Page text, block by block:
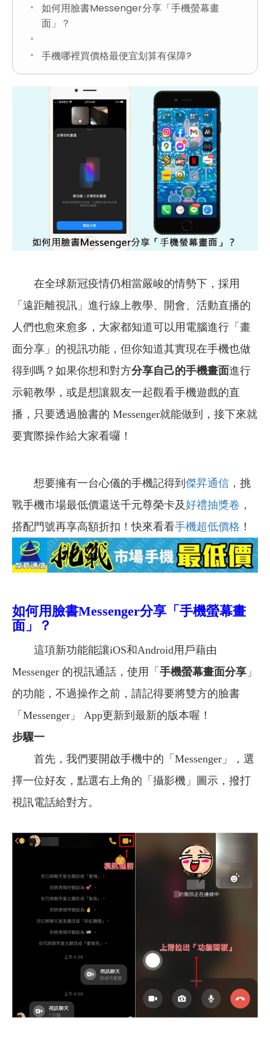
如何用臉書Messenger分享「手機螢幕畫
面」？
手機哪裡買價格最便宜划算有保障?
在全球新冠疫情仍相當嚴峻的情勢下，採用
「遠距離視訊」進行線上教學、開會、活動直播的
人們也愈來愈多，大家都知道可以用電腦進行「畫
面分享」的視訊功能，但你知道其實現在手機也做
得到嗎？如果你想和對方分享自己的手機畫面進行
示範教學，或是想讓親友一起觀看手機遊戲的直
播，只要透過臉書的 Messenger就能做到，接下來就
要實際操作給大家看囉！
想要擁有一台心儀的手機記得到 傑昇通信 ，挑
戰手機市場最低價還送千元尊榮卡及好禮抽獎卷 ，
搭配門號再享高額折扣！快來看看手機超低價格 ！
如何用臉書Messenger分享「手機螢幕畫
面」？
這項新功能能讓iOS和Android用戶藉由
Messenger 的視訊通話，使用「 手機螢幕畫面分享 」
的功能，不過操作之前，請記得要將雙方的臉書
「 Messenger 」
App更新到最新的版本喔！
步驟一
首先，我們要開啟手機中的 「 Messenger 」，選
擇一位好友，點選右上角的「攝影機」圖示，撥打
視訊電話給對方。